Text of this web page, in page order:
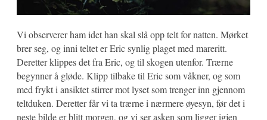
Vi observerer ham idet han skal slå opp telt for natten. Mørket
brer seg, og inni teltet er Eric synlig plaget med mareritt.
Deretter klippes det fra Eric, og til skogen utenfor. Trærne
begynner å gløde. Klipp tilbake til Eric som våkner, og som
med frykt i ansiktet stirrer mot lyset som trenger inn gjennom
teltduken. Deretter får vi ta trærne i nærmere øyesyn, før det i
neste bilde er blitt morgen, og vi ser asken som ligger igjen